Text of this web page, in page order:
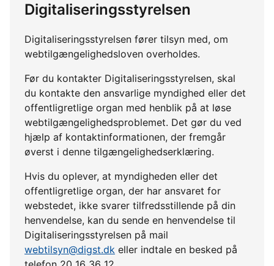
Digitaliseringsstyrelsen
Digitaliseringsstyrelsen fører tilsyn med, om
webtilgængelighedsloven overholdes.
Før du kontakter Digitaliseringsstyrelsen, skal
du kontakte den ansvarlige myndighed eller det
offentligretlige organ med henblik på at løse
webtilgængelighedsproblemet. Det gør du ved
hjælp af kontaktinformationen, der fremgår
øverst i denne tilgængelighedserklæring.
Hvis du oplever, at myndigheden eller det
offentligretlige organ, der har ansvaret for
webstedet, ikke svarer tilfredsstillende på din
henvendelse, kan du sende en henvendelse til
Digitaliseringsstyrelsen på mail
webtilsyn@digst.dk eller indtale en besked på